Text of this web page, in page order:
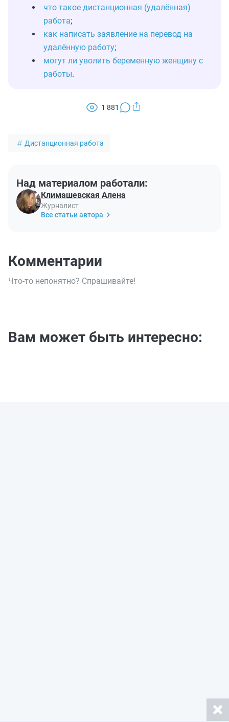
что такое дистанционная (удалённая)
работа;
как написать заявление на перевод на
удалённую работу;
могут ли уволить беременную женщину с
работы.
1 881
Дистанционная работа
Над материалом работали:
Климашевская Алена
Журналист
Все статьи автора
Комментарии
Что-то непонятно? Спрашивайте!
Вам может быть интересно: